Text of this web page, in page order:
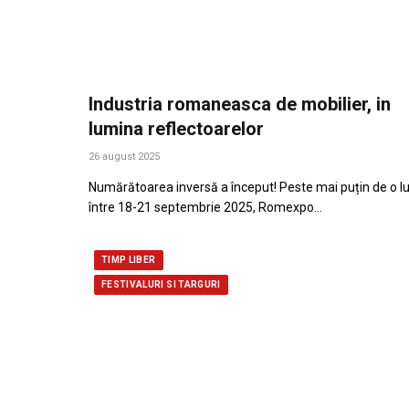
Industria romaneasca de mobilier, in
lumina reflectoarelor
26 august 2025
Numărătoarea inversă a început! Peste mai puțin de o
între 18-21 septembrie 2025, Romexpo…
TIMP LIBER
FESTIVALURI SI TARGURI